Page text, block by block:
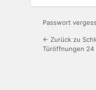
Passwort
← Zurück zu
Türöffnungen 24